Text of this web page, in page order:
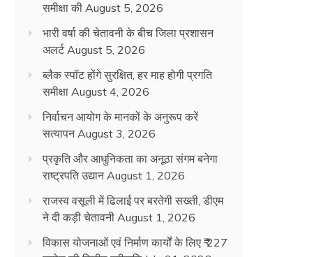
समीक्षा की August 5, 2026
भारी वर्षा की चेतावनी के बीच जिला प्रशासन
अलर्ट August 5, 2026
ब्लैक स्पॉट होंगे सुरक्षित, हर माह होगी प्रगति
समीक्षा August 4, 2026
निर्वाचन आयोग के मानकों के अनुरूप करें
सत्यापन August 3, 2026
प्रकृति और आधुनिकता का अनूठा संगम बनेगा
राष्ट्रपति उद्यान August 1, 2026
राजस्व वसूली में ढिलाई पर बरतेगी सख्ती, डीएम
ने दी कड़ी चेतावनी August 1, 2026
विकास योजनाओं एवं निर्माण कार्यों के लिए ₹ 227